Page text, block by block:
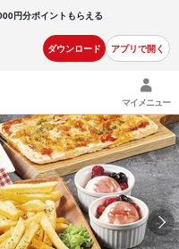
円分ポイントもらえる
ダウンロード アプリで開く
マイメニュー